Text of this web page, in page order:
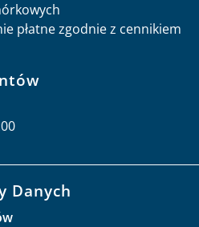
płatne zgodnie z cennikiem
Danych